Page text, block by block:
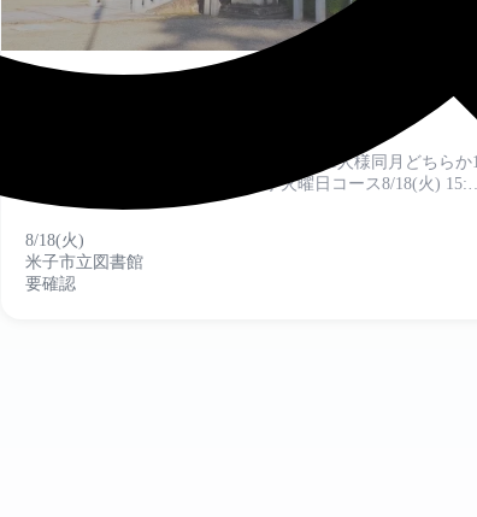
no-image
初心者の方大歓迎！予約が必要です。お1人様同月どちらか1
～16:00 水曜日コース8/19(水) 10:30～11...
8/18(火)
米子市立図書館
要確認